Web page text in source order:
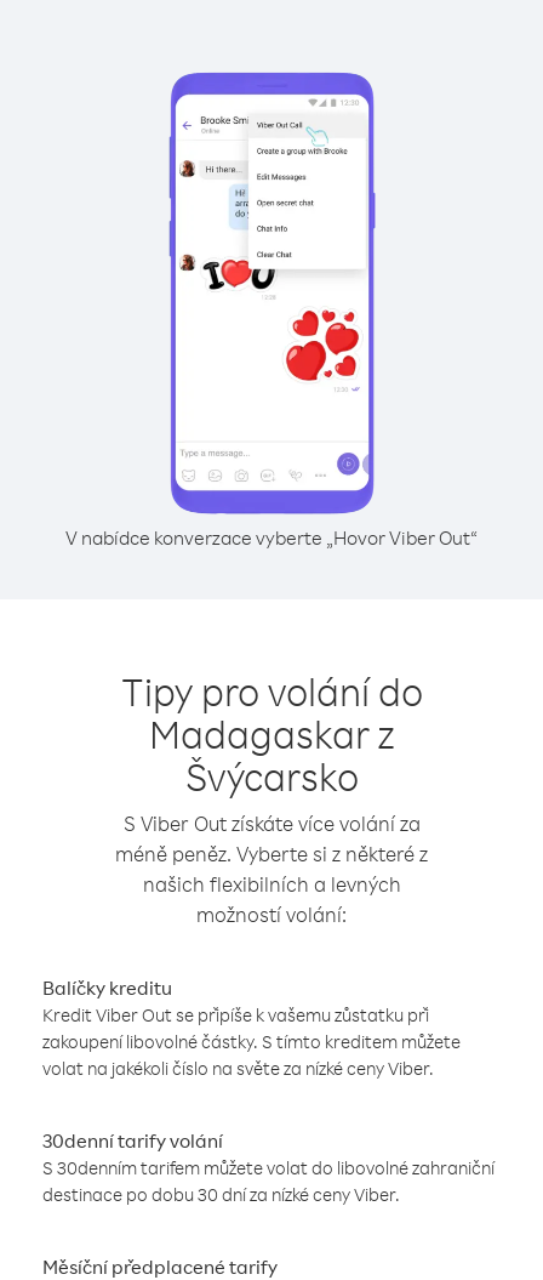
V nabídce konverzace vyberte „Hovor Viber Out“
Tipy pro volání do
Madagaskar z
Švýcarsko
S Viber Out získáte více volání za
méně peněz. Vyberte si z některé z
našich flexibilních a levných
možností volání:
Balíčky kreditu
Kredit Viber Out se připíše k vašemu zůstatku při
zakoupení libovolné částky. S tímto kreditem můžete
volat na jakékoli číslo na světe za nízké ceny Viber.
30denní tarify volání
S 30denním tarifem můžete volat do libovolné zahraniční
destinace po dobu 30 dní za nízké ceny Viber.
Měsíční předplacené tarify